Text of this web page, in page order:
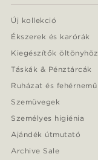
Új kollekció
Ékszerek és karórák
Kiegészítők öltönyhöz
Táskák & Pénztárcák
Ruházat és fehérnemű
Szemüvegek
Személyes higiénia
Ajándék útmutató
Archive Sale